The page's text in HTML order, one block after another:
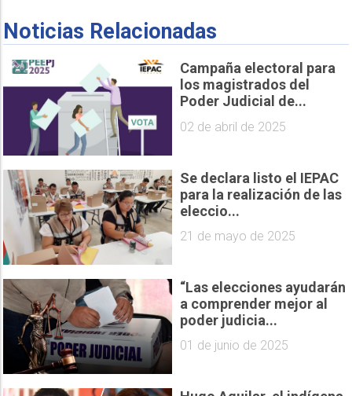
Noticias Relacionadas
Campaña electoral para
los magistrados del
Poder Judicial de...
02 de abril de 2025
Se declara listo el IEPAC
para la realización de las
eleccio...
21 de mayo de 2025
“Las elecciones ayudarán
a comprender mejor al
poder judicia...
01 de junio de 2025